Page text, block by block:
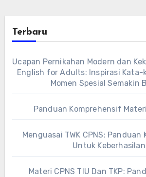
Terbaru
Ucapan Pernikahan Modern dan
English for Adults: Inspirasi Kata-
Momen Spesial Semakin
Panduan Komprehensif
Menguasai TWK CPNS:
Untuk Keberhasilan
Materi CPNS TIU Dan TKP: